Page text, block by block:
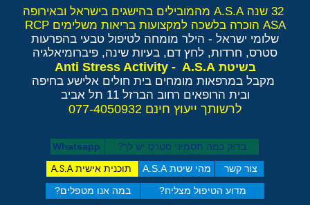
צור קשר מהי שיטת A.S.A תוכנית אישיתA.S.A
מדוע הטיפול מצליח? במה אנו מטפלים?
בדוק כמה תסמיני סט​רס יש לך? Whatsapp
32 שנה A.S.A מהמובילים בהישגים בישראל ובאירופה
ASA הוכרה בלשכה למקצועות בריאות משלימים RCP
שלומי ישראל - הילר מומחה לטיפול טבעי בהפרעות
סטרס, חרדות, לחץ דם, בעיות שינה, פיברומיאלגיה
בשיטת Anti Stress Activity - A.S.A
מקבל במרפאות מומחים בית חולים אלישע בחיפה
ובית הרופאים רחוב הברזל 11 תל אביב
לרשותך ייעוץ חינם 077-4050932